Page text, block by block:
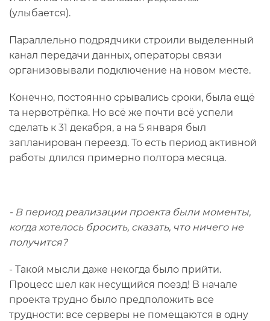
(улыбается).
Параллельно подрядчики строили выделенный
канал передачи данных, операторы связи
организовывали подключение на новом месте.
Конечно, постоянно срывались сроки, была ещё
та нервотрёпка. Но всё же почти всё успели
сделать к 31 декабря, а на 5 января был
запланирован переезд. То есть период активной
работы длился примерно полтора месяца.
- В период реализации проекта были моменты,
когда хотелось бросить, сказать, что ничего не
получится?
- Такой мысли даже некогда было прийти.
Процесс шел как несущийся поезд! В начале
проекта трудно было предположить все
трудности: все серверы не помещаются в одну